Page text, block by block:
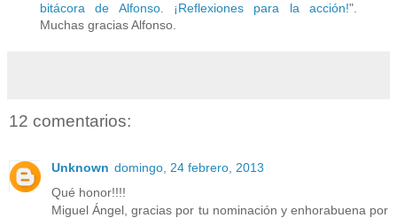
bitácora de Alfonso. ¡Reflexiones para la acción!".
Muchas gracias Alfonso.
12 comentarios:
Unknown domingo, 24 febrero, 2013
Qué honor!!!!
Miguel Ángel, gracias por tu nominación y enhorabuena por